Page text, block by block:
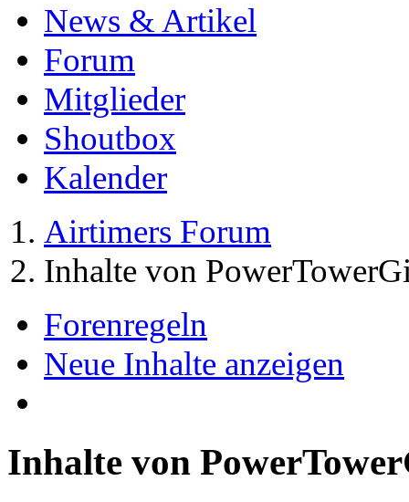
News & Artikel
Forum
Mitglieder
Shoutbox
Kalender
Airtimers Forum
Inhalte von
Forenregeln
Neue Inhalte anzeigen
Inhalte von